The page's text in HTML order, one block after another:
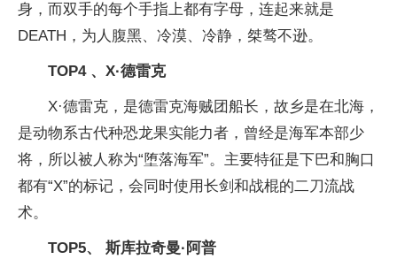
身，而双手的每个手指上都有字母，连起来就是
DEATH，为人腹黑、冷漠、冷静，桀骜不逊。
TOP4 、X·德雷克
X·德雷克，是德雷克海贼团船长，故乡是在北海，
是动物系古代种恐龙果实能力者，曾经是海军本部少
将，所以被人称为“堕落海军”。主要特征是下巴和胸口
都有“X”的标记，会同时使用长剑和战棍的二刀流战
术。
TOP5、 斯库拉奇曼·阿普